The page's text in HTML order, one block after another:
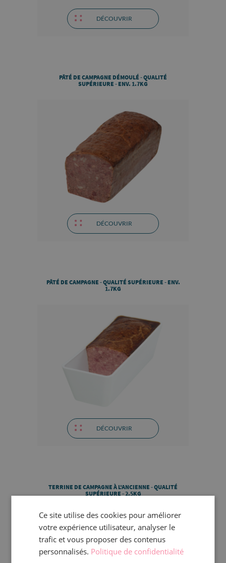
DÉCOUVRIR
PÂTÉ DE CAMPAGNE DÉMOULÉ - QUALITÉ
SUPÉRIEURE - ENV. 1.7KG
DÉCOUVRIR
PÂTÉ DE CAMPAGNE - QUALITÉ SUPÉRIEURE - ENV.
1.7KG
DÉCOUVRIR
TERRINE DE CAMPAGNE À L'ANCIENNE - QUALITÉ
SUPÉRIEURE - 2.5KG
Ce site utilise des cookies pour améliorer
votre expérience utilisateur, analyser le
trafic et vous proposer des contenus
personnalisés. Politique de confidentialité